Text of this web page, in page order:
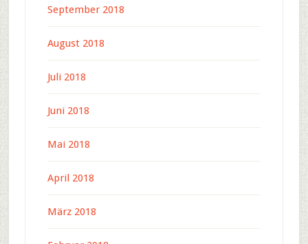
September 2018
August 2018
Juli 2018
Juni 2018
Mai 2018
April 2018
März 2018